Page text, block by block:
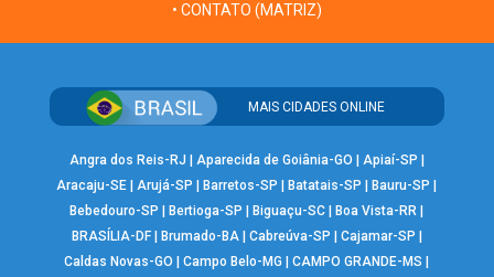
• CONTATO (MATRIZ)
MAIS CIDADES ONLINE
Angra dos Reis-RJ Aparecida de Goiânia-GO Apiaí-SP
Aracaju-SE |Arujá-SP Barretos-SP Batatais-SP Bauru-SP
Bebedouro-SP
Bertioga-SP Biguaçu-SC Boa Vista-RR
BRASÍLIA-DF| Brumado-BA| Cabreúva-SP Cajamar-SP
Caldas Novas-GO
|Campo Belo-MG |CAMPO GRANDE-MS